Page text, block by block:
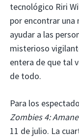
tecnológico Riri
por encontrar una
ayudar a las
misterioso
entera de que tal
de todo.
Para los
Zombies 4:
11 de julio. La